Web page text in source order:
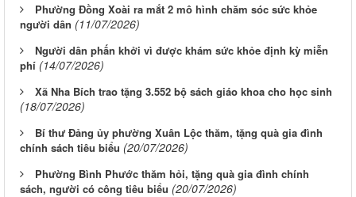
Phường Đồng Xoài ra mắt 2 mô hình chăm sóc sức khỏe
người dân (11/07/2026)
Người dân phấn khởi vì được khám sức khỏe định kỳ miễn
phí (14/07/2026)
Xã Nha Bích trao tặng 3.552 bộ sách giáo khoa cho học sinh
(18/07/2026)
Bí thư Đảng ủy phường Xuân Lộc thăm, tặng quà gia đình
chính sách tiêu biểu (20/07/2026)
Phường Bình Phước thăm hỏi, tặng quà gia đình chính
sách, người có công tiêu biểu (20/07/2026)